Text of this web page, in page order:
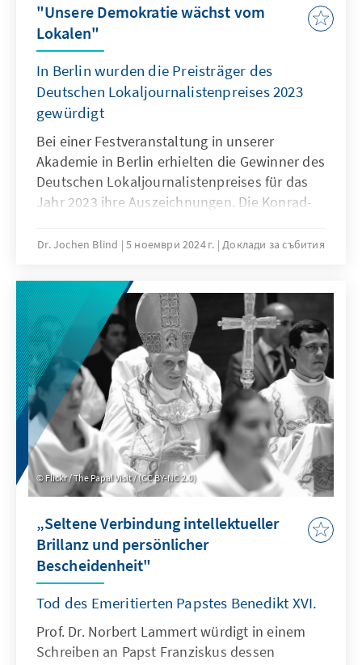
"Unsere Demokratie wächst vom
Lokalen"
In Berlin wurden die Preisträger des
Deutschen Lokaljournalistenpreises 2023
gewürdigt
Bei einer Festveranstaltung in unserer
Akademie in Berlin erhielten die Gewinner des
Deutschen Lokaljournalistenpreises für das
Jahr 2023 ihre Auszeichnungen. Die Konrad-
alljährlich Journalistinnen und Journalisten
Berichterstattung Herausragendes geleistet
haben.
Dr. Jochen Blind 5 ноември 2024 г. Доклади за събития
Flickr / The Papal Visit / (CC BY-NC 2.0)
„Seltene Verbindung intellektueller
Brillanz und persönlicher
Bescheidenheit"
Tod des Emeritierten Papstes Benedikt XVI.
Prof. Dr. Norbert Lammert würdigt in einem
Schreiben an Papst Franziskus dessen